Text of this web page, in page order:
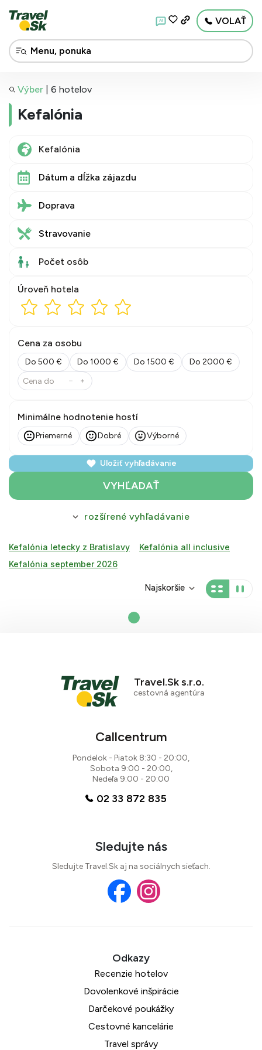
AI VOLAŤ
Výber 6 hotelov
Kefalónia
Dátum a dĺžka zájazdu
Doprava
Stravovanie
Počet osôb
Úroveň hotela
Cena za osobu
Do 500 € Do 1000 € Do 1500 € Do 2000 €
Minimálne hodnotenie hostí
Priemerné Dobré Výborné
Uložiť vyhľadávanie
VYHĽADAŤ
rozšírené vyhľadávanie
Kefalónia letecky z Bratislavy
Kefalónia all inclusive
Kefalónia september 2026
Najskoršie
Travel.Sk s.r.o.
cestovná agentúra
Callcentrum
Pondelok - Piatok 8:30 - 20:00,
Sobota 9:00 - 20:00,
Nedeľa 9:00 - 20:00
02 33 872 835
Sledujte nás
Sledujte Travel.Sk aj na sociálnych sieťach.
Recenzie hotelov
Dovolenkové inšpirácie
Darčekové poukážky
Cestovné kancelárie
Travel správy